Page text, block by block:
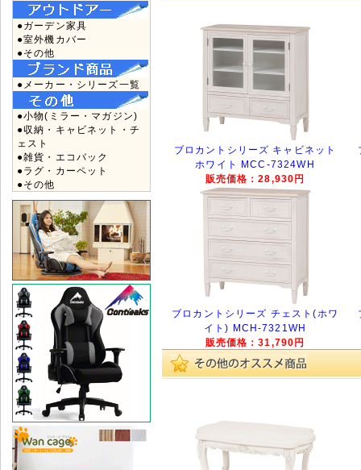
●ガーデン家具
●室外機カバー
●その他
●メーカー・シリーズ一覧
●小物(ミラー・マガジン)
●収納・キャビネット・チ
ェスト
●雑貨・エコバック
●ラグ・カーペット
●その他
ブロカントシリーズ キャビネット
ホワイト MCC-7324WH
販売価格：28,930円
ブロカントシリーズ チェスト(ホワ
イト) MCH-7321WH
販売価格：31,790円